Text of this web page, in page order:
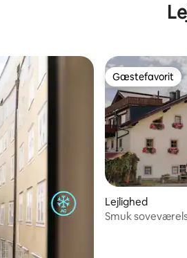
Gæstefavorit
Gæstefavorit
Lejlighed
Smuk